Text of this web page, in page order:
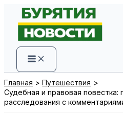
Перейти
содержимому
Главная
Путешествия
Судебная и правовая повестка:
расследования с